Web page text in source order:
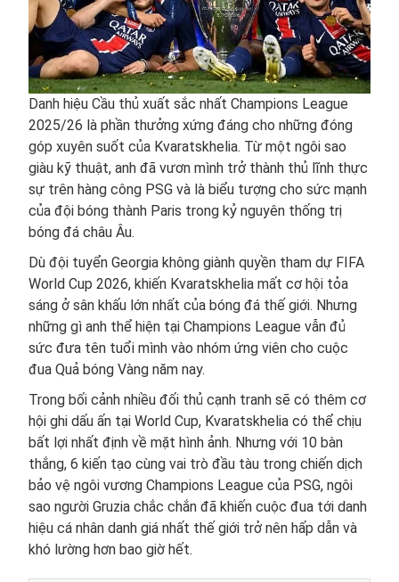
Danh hiệu Cầu thủ xuất sắc nhất Champions League
2025/26 là phần thưởng xứng đáng cho những đóng
góp xuyên suốt của Kvaratskhelia. Từ một ngôi sao
giàu kỹ thuật, anh đã vươn mình trở thành thủ lĩnh thực
sự trên hàng công PSG và là biểu tượng cho sức mạnh
của đội bóng thành Paris trong kỷ nguyên thống trị
bóng đá châu Âu.
Dù đội tuyển Georgia không giành quyền tham dự FIFA
World Cup 2026, khiến Kvaratskhelia mất cơ hội tỏa
sáng ở sân khấu lớn nhất của bóng đá thế giới. Nhưng
những gì anh thể hiện tại Champions League vẫn đủ
sức đưa tên tuổi mình vào nhóm ứng viên cho cuộc
đua Quả bóng Vàng năm nay.
Trong bối cảnh nhiều đối thủ cạnh tranh sẽ có thêm cơ
hội ghi dấu ấn tại World Cup, Kvaratskhelia có thể chịu
bất lợi nhất định về mặt hình ảnh. Nhưng với 10 bàn
thắng, 6 kiến tạo cùng vai trò đầu tàu trong chiến dịch
bảo vệ ngôi vương Champions League của PSG, ngôi
sao người Gruzia chắc chắn đã khiến cuộc đua tới danh
hiệu cá nhân danh giá nhất thế giới trở nên hấp dẫn và
khó lường hơn bao giờ hết.